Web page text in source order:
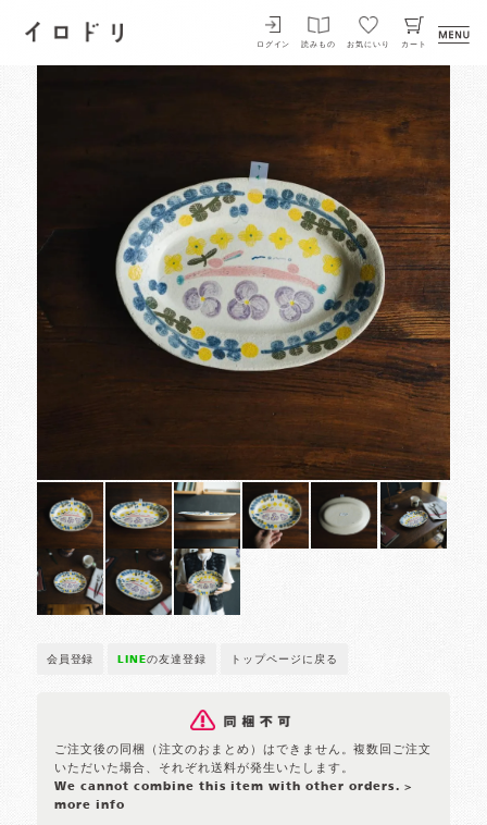
イロドリ
ログイン 読みもの お気にいり カート
会員登録 LINEの友達登録 トップページに戻る
ご注文後の同梱（注文のおまとめ）はできません。複数回ご注文
いただいた場合、それぞれ送料が発生いたします。
We cannot combine this item with other orders. >
more info